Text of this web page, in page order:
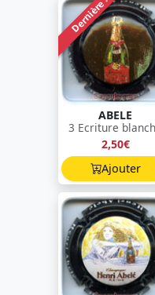
Dernière !
ABELE
3 Ecriture
2,50€
Ajouter